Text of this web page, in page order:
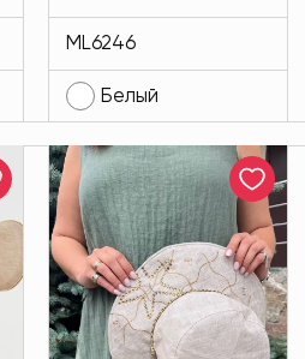
MODLAV ML6246-
1
ML6246
Белый